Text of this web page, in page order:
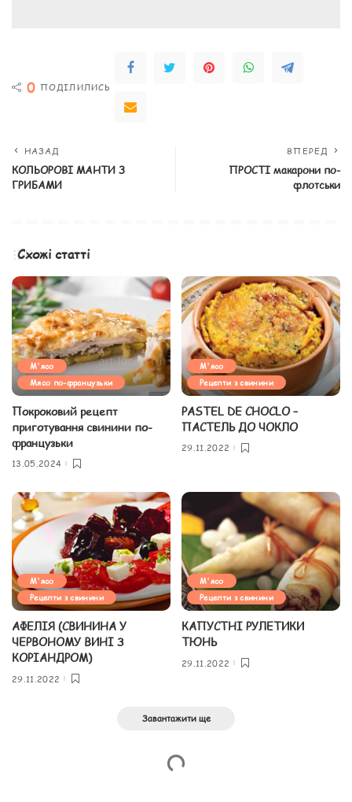
0 ПОДІЛИЛИСЬ
НАЗАД
КОЛЬОРОВІ МАНТИ З
ГРИБАМИ
ВПЕРЕД
ПРОСТІ макарони по-
флотськи
Схожі статті
М'ясо
Мясо по-французьки
Покроковий рецепт
приготування свинини по-
французьки
13.05.2024
М'ясо
Рецепти з свинини
PASTEL DE CHOCLO –
ПАСТЕЛЬ ДО ЧОКЛО
29.11.2022
М'ясо
Рецепти з свинини
АФЕЛІЯ (СВИНИНА У
ЧЕРВОНОМУ ВИНІ З
КОРІАНДРОМ)
29.11.2022
М'ясо
Рецепти з свинини
КАПУСТНІ РУЛЕТИКИ
ТЮНЬ
29.11.2022
Завантажити ще